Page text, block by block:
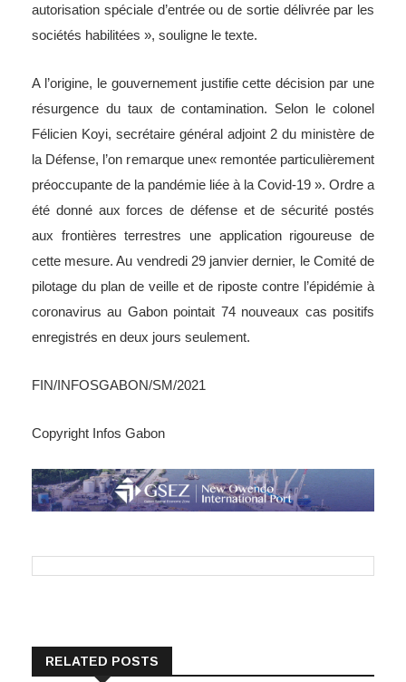
autorisation spéciale d’entrée ou de sortie délivrée par les
sociétés habilitées », souligne le texte.
A l’origine, le gouvernement justifie cette décision par une
résurgence du taux de contamination. Selon le colonel
Félicien Koyi, secrétaire général adjoint 2 du ministère de
la Défense, l’on remarque une« remontée particulièrement
préoccupante de la pandémie liée à la Covid-19 ». Ordre a
été donné aux forces de défense et de sécurité postés
aux frontières terrestres une application rigoureuse de
cette mesure. Au vendredi 29 janvier dernier, le Comité de
pilotage du plan de veille et de riposte contre l’épidémie à
coronavirus au Gabon pointait 74 nouveaux cas positifs
enregistrés en deux jours seulement.
FIN/INFOSGABON/SM/2021
Copyright Infos Gabon
RELATED POSTS